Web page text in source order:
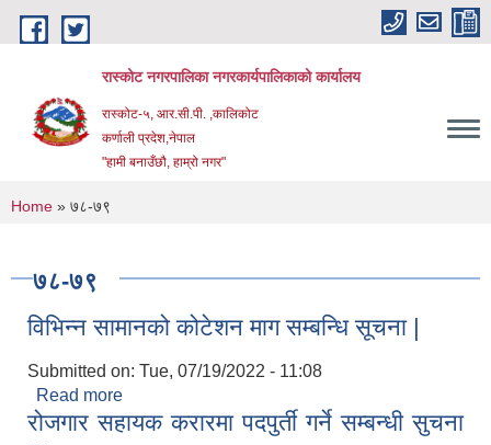
Skip to main content
रास्कोट नगरपालिका नगरकार्यपालिकाको कार्यालय
रास्कोट-५, आर.सी.पी. ,कालिकोट
कर्णाली प्रदेश,नेपाल
"हामी बनाउँछौ, हाम्रो नगर"
You are here
Home » ७८-७९
७८-७९
विभिन्न सामानको कोटेशन माग सम्बन्धि सूचना |
Submitted on: Tue, 07/19/2022 - 11:08
Read more
रोजगार सहायक करारमा पदपुर्ती गर्ने सम्बन्धी सुचना